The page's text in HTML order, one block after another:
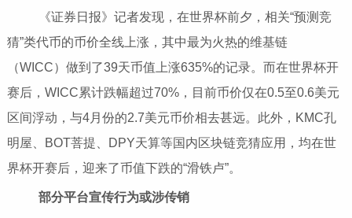
《证券日报》记者发现，在世界杯前夕，相关“预测竞
猜”类代币的币价全线上涨，其中最为火热的维基链
（WICC）做到了39天币值上涨635%的记录。而在世界杯开
赛后，WICC累计跌幅超过70%，目前币价仅在0.5至0.6美元
区间浮动，与4月份的2.7美元币价相去甚远。此外，KMC孔
明屋、BOT菩提、DPY天算等国内区块链竞猜应用，均在世
界杯开赛后，迎来了币值下跌的“滑铁卢”。
部分平台宣传行为或涉传销